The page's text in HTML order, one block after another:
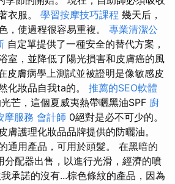
衣服。 學習按摩技巧課程 幾天后，
，使過程很容易重複。 專業清潔公
自定單提供了一種安全的替代方案，
室，並降低了陽光損害和皮膚癌的風
皮膚病學上測試並被證明是像敏感皮
化妝品自我ta的。 推薦的SEO軟體
芒，這個夏威夷熱帶曬黑油SPF 廚
摩服務 會計師 0絕對是必不可少的。
膚護理化妝品品牌提供的防曬油。
通用產品，可用於頭髮。 在黑暗的
分配器出售，以進行光滑，經濟的噴
承諾的沒有...棕色條紋的產品，因為